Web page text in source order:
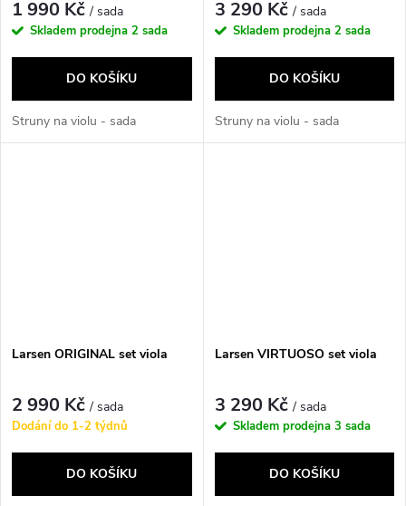
1 990 Kč/ sada
Skladem prodejna 2 sada
DO KOŠÍKU
Struny na violu - sada
3 290 Kč/ sada
Skladem prodejna 2 sada
DO KOŠÍKU
Struny na violu - sada
Larsen ORIGINAL set viola
2 990 Kč/ sada
Dodání do 1-2 týdnů
DO KOŠÍKU
Larsen VIRTUOSO set viola
3 290 Kč/ sada
Skladem prodejna 3 sada
DO KOŠÍKU